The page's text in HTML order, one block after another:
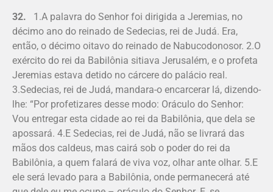
32. 1.A palavra do Senhor foi dirigida a Jeremias, no
décimo ano do reinado de Sedecias, rei de Judá. Era,
então, o décimo oitavo do reinado de Nabucodonosor. 2.O
exército do rei da Babilônia sitiava Jerusalém, e o profeta
Jeremias estava detido no cárcere do palácio real.
3.Sedecias, rei de Judá, mandara-o encarcerar lá, dizendo-
lhe: “Por profetizares desse modo: Oráculo do Senhor:
Vou entregar esta cidade ao rei da Babilônia, que dela se
apossará. 4.E Sedecias, rei de Judá, não se livrará das
mãos dos caldeus, mas cairá sob o poder do rei da
Babilônia, a quem falará de viva voz, olhar ante olhar. 5.E
ele será levado para a Babilônia, onde permanecerá até